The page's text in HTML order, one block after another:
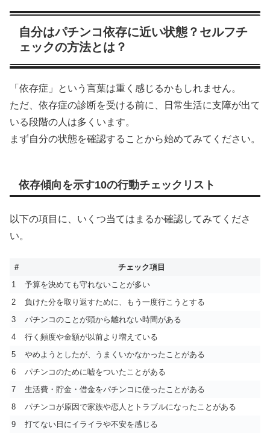
自分はパチンコ依存に近い状態？セルフチ
ェックの方法とは？
「依存症」という言葉は重く感じるかもしれません。
ただ、依存症の診断を受ける前に、日常生活に支障が出て
いる段階の人は多くいます。
まず自分の状態を確認することから始めてみてください。
依存傾向を示す10の行動チェックリスト
以下の項目に、いくつ当てはまるか確認してみてくださ
い。
#
チェック項目
1
予算を決めても守れないことが多い
2
負けた分を取り返すために、もう一度行こうとする
3
パチンコのことが頭から離れない時間がある
4
行く頻度や金額が以前より増えている
5
やめようとしたが、うまくいかなかったことがある
6
パチンコのために嘘をついたことがある
7
生活費・貯金・借金をパチンコに使ったことがある
8
パチンコが原因で家族や恋人とトラブルになったことがある
9
打てない日にイライラや不安を感じる